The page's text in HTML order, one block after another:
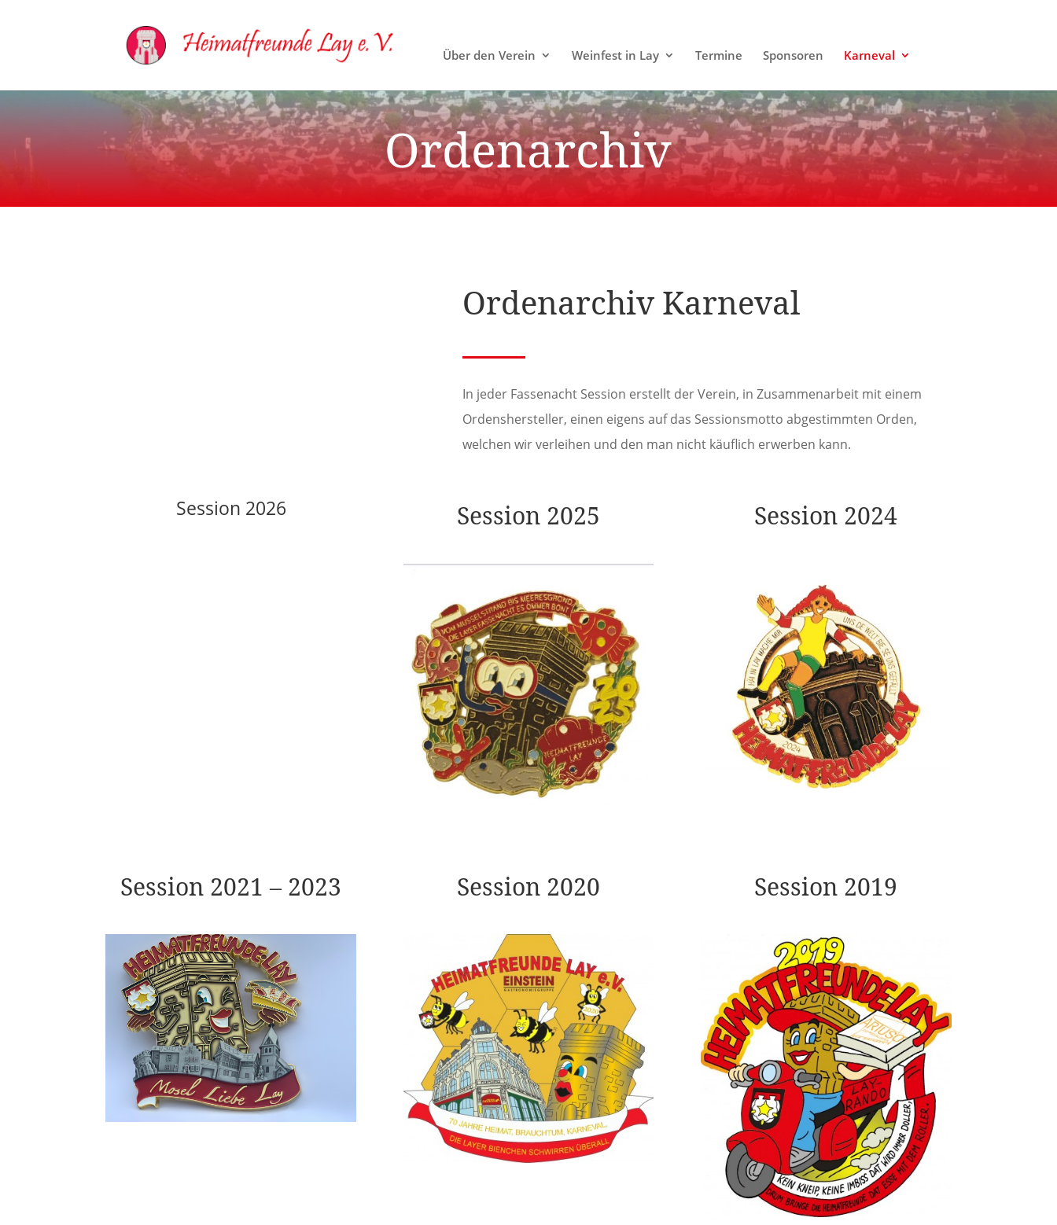
Über den Verein Weinfest in Lay Termine Sponsoren Karneval
Ordenarchiv
Ordenarchiv Karneval
In jeder Fassenacht Session erstellt der Verein, in Zusammenarbeit mit einem
Ordenshersteller, einen eigens auf das Sessionsmotto abgestimmten Orden,
welchen wir verleihen und den man nicht käuflich erwerben kann.
Session 2026 Session 2025 Session 2024
Session 2021 – 2023 Session 2020 Session 2019